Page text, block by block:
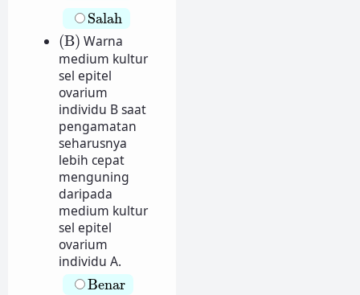
Salah
Salah
(B)
(B) Warna
medium kultur
sel epitel
ovarium
individu B saat
pengamatan
seharusnya
lebih cepat
menguning
daripada
medium kultur
sel epitel
ovarium
individu A.
Benar
Benar